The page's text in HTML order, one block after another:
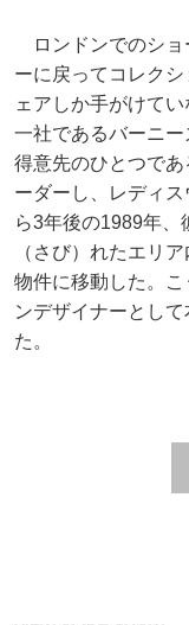
ロンドンでのショ
ーに戻ってコレク
ェアしか手がけて
一社であるバーニ
得意先のひとつで
ーダーし、レディ
ら3年後の1989年、
（さび）れたエリ
物件に移動した。
ンデザイナーとし
た。